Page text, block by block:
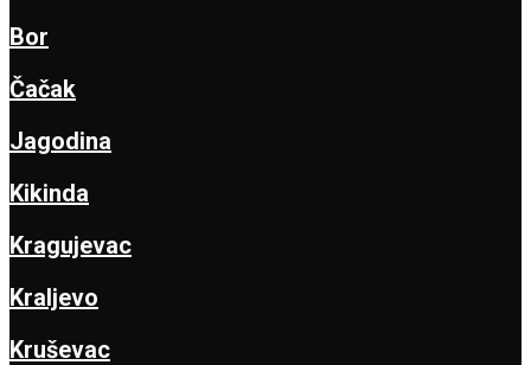
Bor
Čačak
Jagodina
Kikinda
Kragujevac
Kraljevo
Kruševac